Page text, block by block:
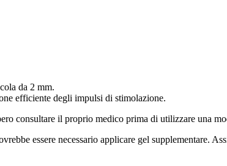
da 2 mm.
efficiente degli impulsi di stimolazione.
consultare il proprio medico prima di utilizzare una
essere necessario applicare gel supplementare.